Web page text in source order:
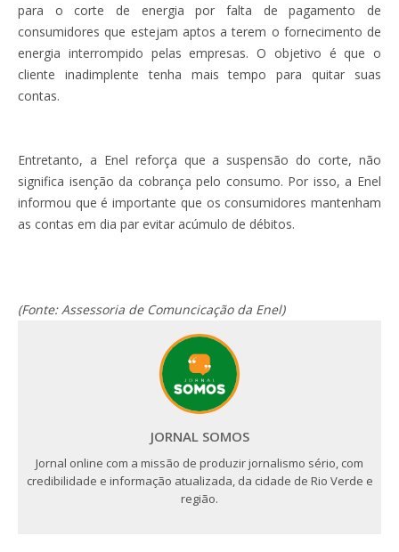
para o corte de energia por falta de pagamento de
consumidores que estejam aptos a terem o fornecimento de
energia interrompido pelas empresas. O objetivo é que o
cliente inadimplente tenha mais tempo para quitar suas
contas.
Entretanto, a Enel reforça que a suspensão do corte, não
significa isenção da cobrança pelo consumo. Por isso, a Enel
informou que é importante que os consumidores mantenham
as contas em dia par evitar acúmulo de débitos.
(Fonte: Assessoria de Comuncicação da Enel)
JORNAL SOMOS
Jornal online com a missão de produzir jornalismo sério, com
credibilidade e informação atualizada, da cidade de Rio Verde e
região.